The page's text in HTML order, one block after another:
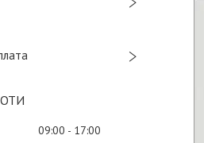
09:00
17:00